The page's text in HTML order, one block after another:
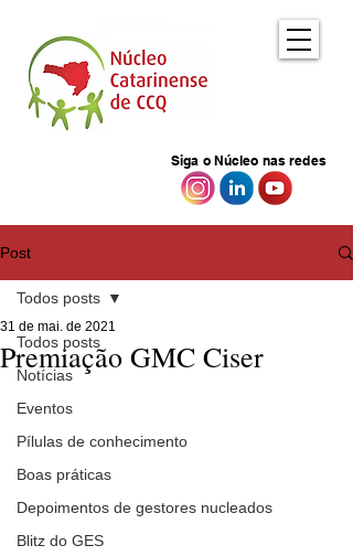
Siga o Núcleo nas redes
Post
Todos posts
Notícias
Eventos
Pílulas de conhecimento
Boas práticas
Depoimentos de gestores nucleados
Blitz do GES
Todos posts
Premiação GMC Ciser
31 de mai. de 2021